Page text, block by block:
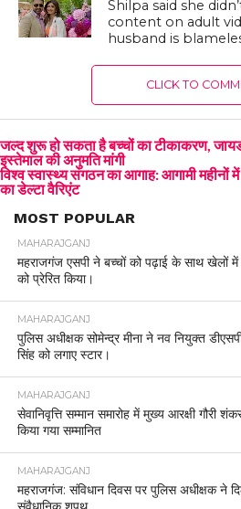
Shilpa said she
content on adult
husband is
CLICK TO
जल्द शुरू हो सकता है बच्चों का टीकाकरण,
इस्तेमाल की अनुमति मांगी
विश्व स्वास्थ्य संगठन का आगाह: आगामी महीनों में
का डेल्टा वैरिएंट
MOST POPULAR
MAHARAJGANJ
महराजगंज एसपी ने बच्चों को पढ़ाई के साथ खेलों
को प्रेरित किया।
MAHARAJGANJ
पुलिस अधीक्षक सोमेन्द्र मीना ने नव नियुक्त
सिंह को लगाए स्टार।
MAHARAJGANJ
सेवानिवृत्ति सम्मान समारोह में मुख्य आरक्षी गौरी
किया गया सम्मानित
MAHARAJGANJ
महराजगंज: संविधान दिवस पर पुलिस अधीक्षक ने